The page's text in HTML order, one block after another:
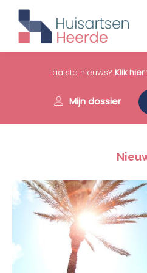
Laatste nieuws? Klik
Mijn dossier